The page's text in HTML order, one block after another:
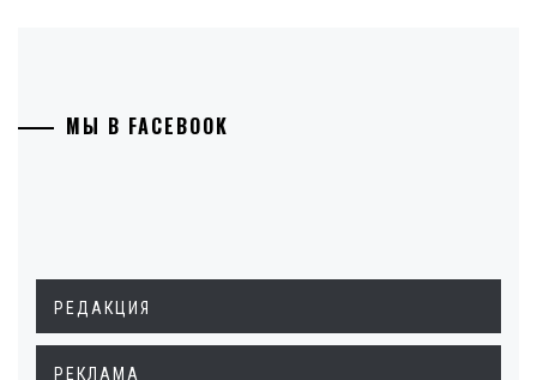
МЫ В FACEBOOK
РЕДАКЦИЯ
РЕКЛАМА